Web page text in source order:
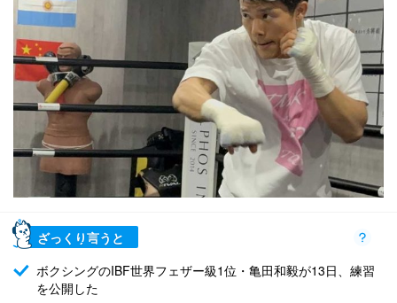
ざっくり言うと
ボクシングのIBF世界フェザー級1位・亀田和毅が13日、練習
を公開した